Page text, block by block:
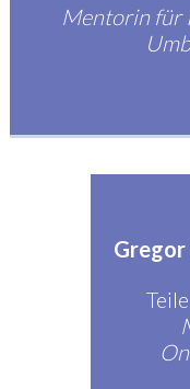
Mentorin für
Gregor
Teile